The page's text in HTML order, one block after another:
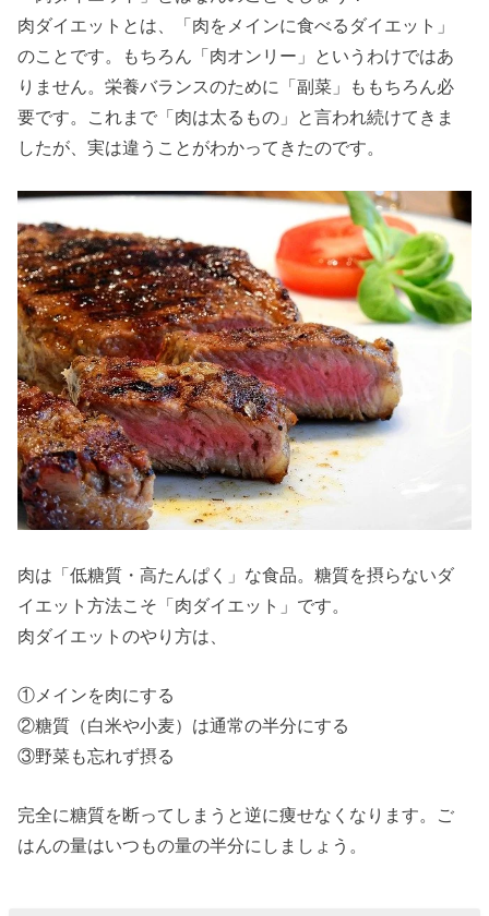
使った
肉ダイ
エット
ピ「青
絲」
» 鶏肉を
使った
肉ダイ
エット
のレシ
ピ「鶏
むね肉
の卵と
じ」
中だけどおや
つが食べたい
時は「低GI食
› 肉ダイエット
に飽きてきた
時の対策
› 最後に
肉ダイエットとは、「肉をメインに食べるダイエット」
のことです。もちろん「肉オンリー」というわけではあ
りません。栄養バランスのために「副菜」ももちろん必
要です。これまで「肉は太るもの」と言われ続けてきま
したが、実は違うことがわかってきたのです。
肉は「低糖質・高たんぱく」な食品。糖質を摂らないダ
イエット方法こそ「肉ダイエット」です。
肉ダイエットのやり方は、
①メインを肉にする
②糖質（白米や小麦）は通常の半分にする
③野菜も忘れず摂る
完全に糖質を断ってしまうと逆に痩せなくなります。ご
はんの量はいつもの量の半分にしましょう。